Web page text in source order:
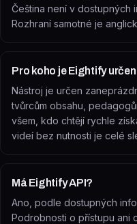
Čeština není v dostupných
Rozhraní samotné je
Pro koho je Eightify
Nástroj je určen
tvůrcům obsahu,
všem, kdo chtějí rychle
videí bez nutnosti je celé
Má Eightify API?
Ano, podle dostupných
Podrobnosti o přístupu ani